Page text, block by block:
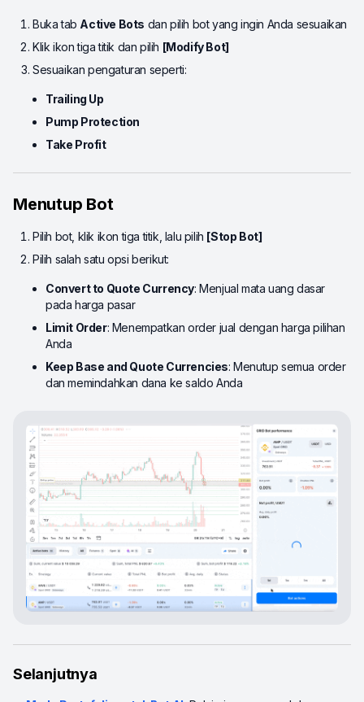
Buka tab Active Bots dan pilih bot yang ingin Anda sesuaikan
Klik ikon tiga titik dan pilih [Modify Bot]
Sesuaikan pengaturan seperti:
Trailing Up
Pump Protection
Take Profit
Menutup Bot
Pilih bot, klik ikon tiga titik, lalu pilih [Stop Bot]
Pilih salah satu opsi berikut:
Convert to Quote Currency: Menjual mata uang dasar
pada harga pasar
Limit Order: Menempatkan order jual dengan harga pilihan
Anda
Keep Base and Quote Currencies: Menutup semua order
dan memindahkan dana ke saldo Anda
Selanjutnya